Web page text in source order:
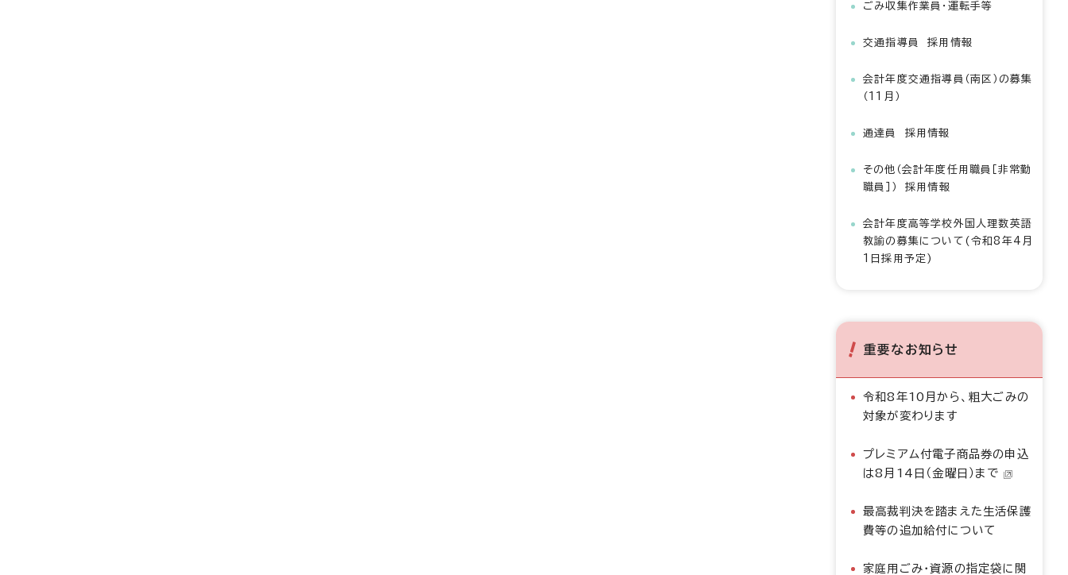
ごみ収集作業員・運転手等
交通指導員 採用情報
会計年度交通指導員（南区）の募集
（11月）
通達員 採用情報
その他（会計年度任用職員［非常勤
職員］） 採用情報
会計年度高等学校外国人理数英語
教諭の募集について(令和8年4月
1日採用予定)
重要なお知らせ
令和8年10月から、粗大ごみの
対象が変わります
プレミアム付電子商品券の申込
は8月14日（金曜日）まで
最高裁判決を踏まえた生活保護
費等の追加給付について
家庭用ごみ・資源の指定袋に関